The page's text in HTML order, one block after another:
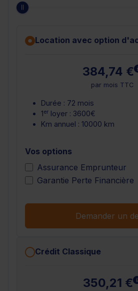
Location avec option
384,74 €
par mois TTC
Durée : 72 mois
1er loyer : 3600€
Km annuel : 10000 km
Vos options
Assurance Emprunteur
Garantie Perte Financière
Demander un
Crédit Classique
350,21 €